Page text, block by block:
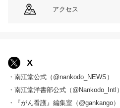
アクセス
X
・南江堂公式（@nankodo_NEWS）
・南江堂洋書部公式（@Nankodo_Intl）
・『がん看護』編集室（@gankango）